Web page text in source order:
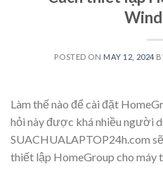
POSTED ON MAY 12, 2024
Làm thế nào để cài đặt
hỏi này được khá nhiều người
SUACHUALAPTOP24h.com
thiết lập HomeGroup cho máy